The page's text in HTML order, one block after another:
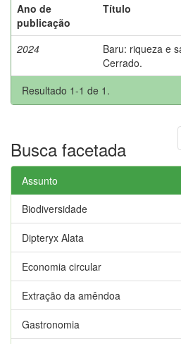
Ano de
publicação
Título
2024
Baru: riqueza e
Cerrado.
Resultado 1-1 de 1.
Busca facetada
Assunto
Biodiversidade
Dipteryx Alata
Economia circular
Extração da amêndoa
Gastronomia